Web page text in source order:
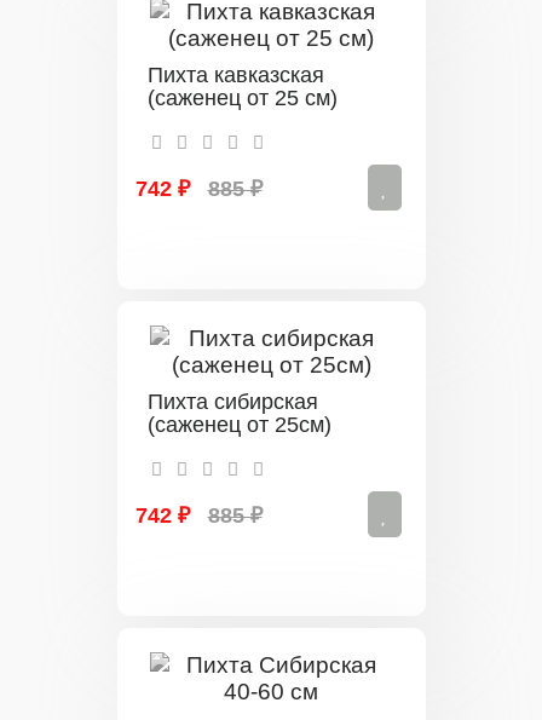
Пихта кавказская
(саженец от 25 см)
742 ₽ 885 ₽
Пихта сибирская
(саженец от 25см)
742 ₽ 885 ₽